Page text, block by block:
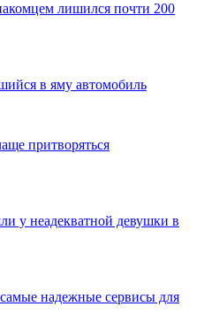
лишился почти 200
в яму автомобиль
притворяться
у неадекватной девушки в
надежные сервисы для